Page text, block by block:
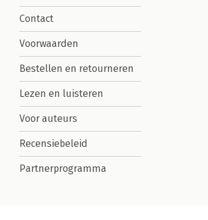
Contact
Voorwaarden
Bestellen en retourneren
Lezen en luisteren
Voor auteurs
Recensiebeleid
Partnerprogramma